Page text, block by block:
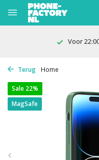
Voor
Terug Home
Sale 22%
MagSafe